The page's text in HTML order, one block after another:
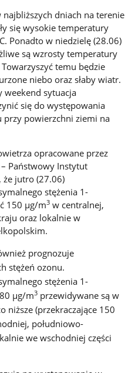
najbliższych dniach na terenie
się wysokie temperatury
Ponadto w niedzielę (28.06)
są wzrosty temperatury
temu będzie
niebo oraz słaby wiatr.
weekend sytuacja
się do występowania
przy powierzchni ziemi na
opracowane przez
Państwowy Instytut
że jutro (27.06)
stężenia 1-
150 µg/m3 w centralnej,
oraz lokalnie w
prognozuje
stężeń ozonu.
stężenia 1-
µg/m3 przewidywane są w
niższe (przekraczające 150
południowo-
we wschodniej części